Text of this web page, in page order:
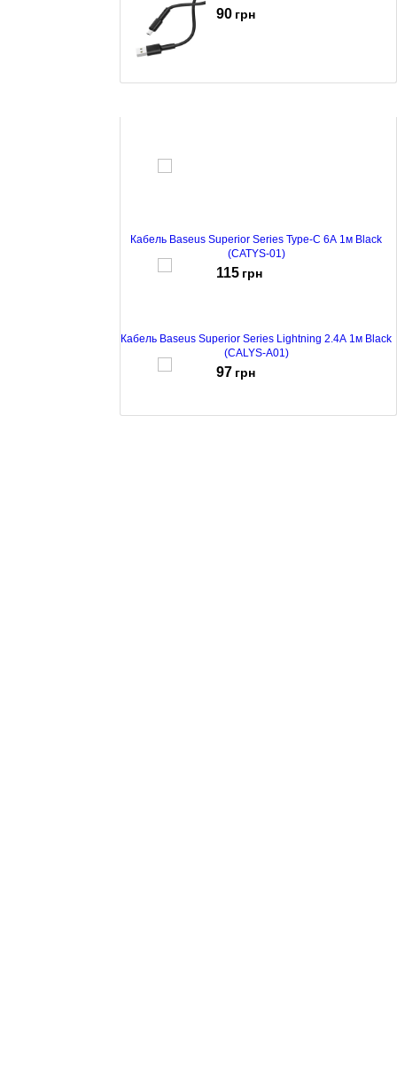
90 грн
Кабель Baseus Superior Series Type-C 6A 1м Black
(CATYS-01)
115 грн
Кабель Baseus Superior Series Lightning 2.4A 1м Black
(CALYS-A01)
97 грн